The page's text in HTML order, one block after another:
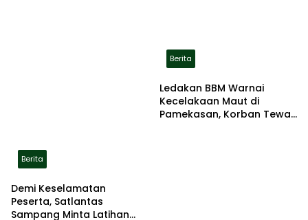
Berita
Demi Keselamatan
Peserta, Satlantas
Sampang Minta Latihan
Berita
Ledakan BBM Warnai
Kecelakaan Maut di
Pamekasan, Korban Tewas